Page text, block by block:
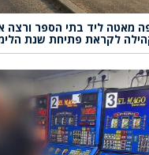
מאטה ליד בתי הספר ורצה
לקראת פתיחת שנת